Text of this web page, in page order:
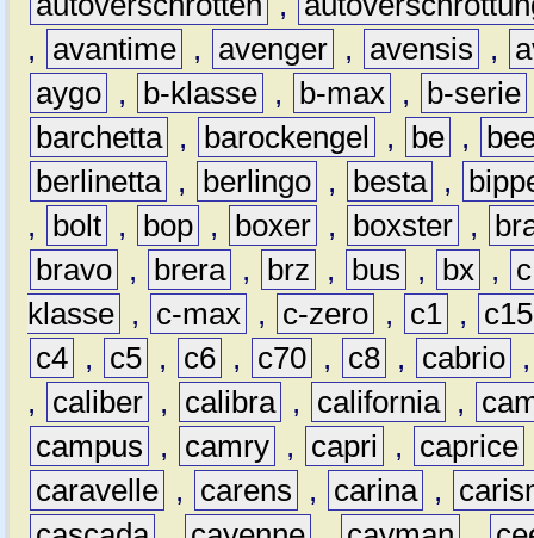
,
avantime , avenger , avensis ,
aygo , b-klasse , b-max , b-serie
barchetta , barockengel , be ,
berlinetta , berlingo , besta ,
,
bolt , bop , boxer , boxster ,
bravo , brera , brz , bus , bx ,
c
klasse , c-max , c-zero , c1 ,
c15
c4 , c5 , c6 , c70 , c8 , cabrio
,
caliber , calibra , california ,
campus
, camry , capri , caprice
caravelle , carens , carina ,